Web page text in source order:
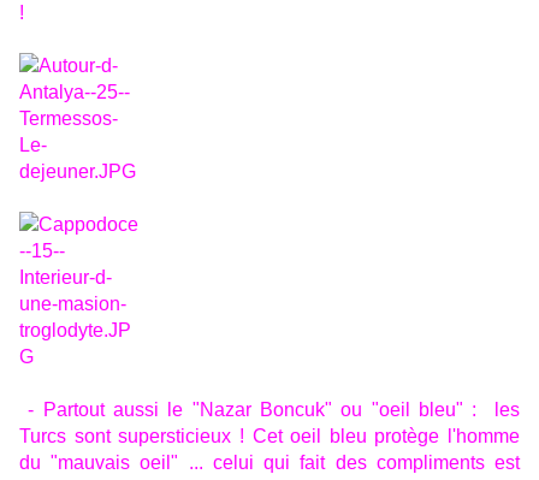
!
- Partout aussi le "Nazar Boncuk" ou "oeil bleu" : les
Turcs sont supersticieux ! Cet oeil bleu protège l'homme
du "mauvais oeil" ... celui qui fait des compliments est